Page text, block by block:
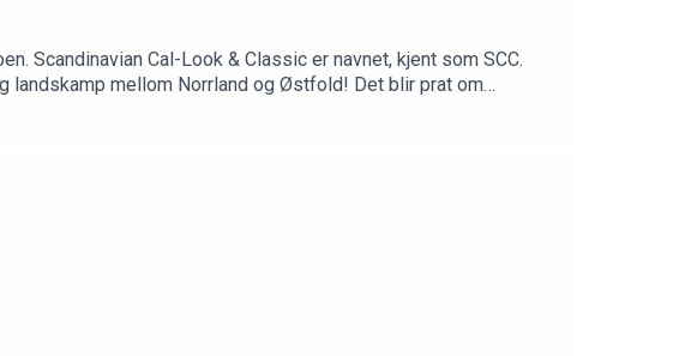
Scandinavian Cal-Look & Classic er navnet, kjent som SCC.
landskamp mellom Norrland og Østfold! Det blir prat om
nå vil han kjøpe en bil som er skrudd fra hverandre med vilje!
ingen Scoochpod.Bli patreon av Scoochpodden å få